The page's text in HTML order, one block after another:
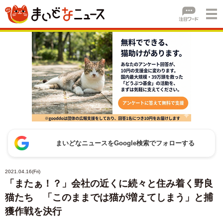
まいどなニュースをGoogle検索でフォローする
2021.04.16(Fri)
「またぁ！？」会社の近くに続々と住み着く野良
猫たち 「このままでは猫が増えてしまう」と捕
獲作戦を決行